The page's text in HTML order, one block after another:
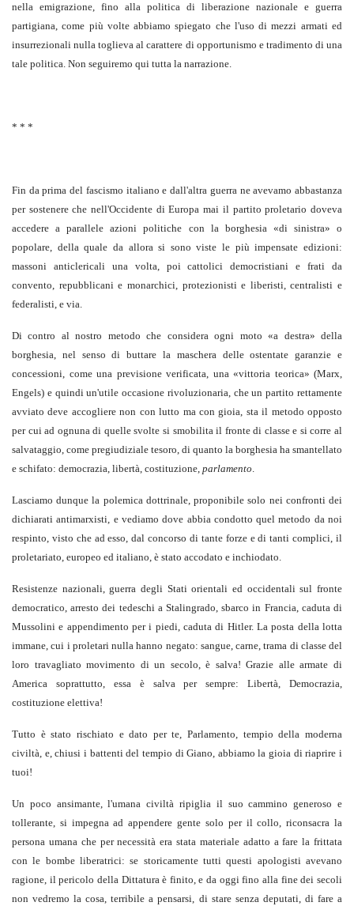
nella emigrazione, fino alla politica di liberazione nazionale e guerra
partigiana, come più volte abbiamo spiegato che l'uso di mezzi armati ed
insurrezionali nulla toglieva al carattere di opportunismo e tradimento di una
tale politica. Non seguiremo qui tutta la narrazione.
* * *
Fin da prima del fascismo italiano e dall'altra guerra ne avevamo abbastanza
per sostenere che nell'Occidente di Europa mai il partito proletario doveva
accedere a parallele azioni politiche con la borghesia «di sinistra» o
popolare, della quale da allora si sono viste le più impensate edizioni:
massoni anticlericali una volta, poi cattolici democristiani e frati da
convento, repubblicani e monarchici, protezionisti e liberisti, centralisti e
federalisti, e via.
Di contro al nostro metodo che considera ogni moto «a destra» della
borghesia, nel senso di buttare la maschera delle ostentate garanzie e
concessioni, come una previsione verificata, una «vittoria teorica» (Marx,
Engels) e quindi un'utile occasione rivoluzionaria, che un partito rettamente
avviato deve accogliere non con lutto ma con gioia, sta il metodo opposto
per cui ad ognuna di quelle svolte si smobilita il fronte di classe e si corre al
salvataggio, come pregiudiziale tesoro, di quanto la borghesia ha smantellato
e schifato: democrazia, libertà, costituzione, parlamento.
Lasciamo dunque la polemica dottrinale, proponibile solo nei confronti dei
dichiarati antimarxisti, e vediamo dove abbia condotto quel metodo da noi
respinto, visto che ad esso, dal concorso di tante forze e di tanti complici, il
proletariato, europeo ed italiano, è stato accodato e inchiodato.
Resistenze nazionali, guerra degli Stati orientali ed occidentali sul fronte
democratico, arresto dei tedeschi a Stalingrado, sbarco in Francia, caduta di
Mussolini e appendimento per i piedi, caduta di Hitler. La posta della lotta
immane, cui i proletari nulla hanno negato: sangue, carne, trama di classe del
loro travagliato movimento di un secolo, è salva! Grazie alle armate di
America soprattutto, essa è salva per sempre: Libertà, Democrazia,
costituzione elettiva!
Tutto è stato rischiato e dato per te, Parlamento, tempio della moderna
civiltà, e, chiusi i battenti del tempio di Giano, abbiamo la gioia di riaprire i
tuoi!
Un poco ansimante, l'umana civiltà ripiglia il suo cammino generoso e
tollerante, si impegna ad appendere gente solo per il collo, riconsacra la
persona umana che per necessità era stata materiale adatto a fare la frittata
con le bombe liberatrici: se storicamente tutti questi apologisti avevano
ragione, il pericolo della Dittatura è finito, e da oggi fino alla fine dei secoli
non vedremo la cosa, terribile a pensarsi, di stare senza deputati, di fare a